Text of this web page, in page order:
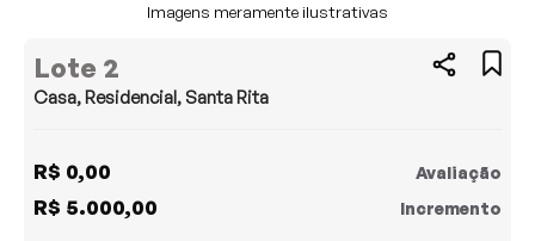
Imagens meramente ilustrativas
Lote 2
Casa, Residencial, Santa Rita
R$ 0,00 Avaliação
R$ 5.000,00 Incremento